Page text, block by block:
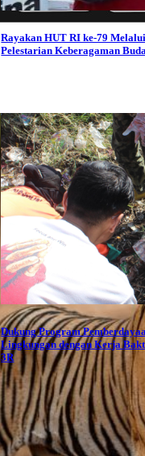
Rayakan HUT RI ke-79
Pelestarian Keberagaman
Dukung Program
Lingkungan dengan Kerja
3R